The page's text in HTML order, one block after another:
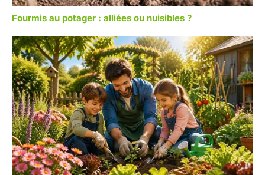
Fourmis au potager : alliées ou nuisibles ?